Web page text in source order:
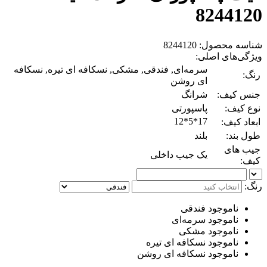
8244120
شناسه محصول: 8244120
ویژگی‌های اصلی:
رنگ:
سرمه‌ای, فندقی, مشکی, نسکافه ای تیره, نسکافه
ای روشن
جنس کیف:
شرانگ
نوع کیف:
پاسپورتی
ابعاد کیف:
17*5*12
طول بند:
بلند
جیب های
کیف:
یک جیب داخلی
رنگ:
ناموجود فندقی
ناموجود سرمه‌ای
ناموجود مشکی
ناموجود نسکافه ای تیره
ناموجود نسکافه ای روشن